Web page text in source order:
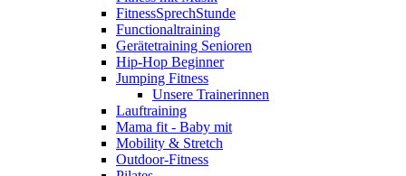
FitnessSprechStunde
Functionaltraining
Gerätetraining Senioren
Hip-Hop Beginner
Jumping Fitness
Unsere Trainerinnen
Lauftraining
Mama fit - Baby mit
Mobility & Stretch
Outdoor-Fitness